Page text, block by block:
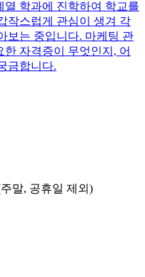
학과에 진학하여 학교를
작스럽게 관심이 생겨 각
보는 중입니다. 마케팅 관
자격증이 무엇인지, 어
금합니다.
말, 공휴일 제외)